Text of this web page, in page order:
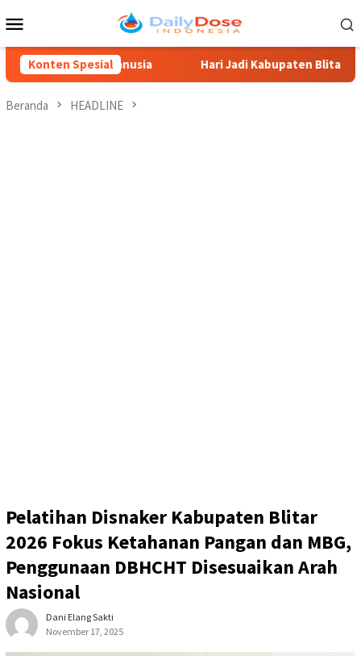
ke
Mobile
Konten Spesial
Manusia Hari Jadi Kabupaten Blitar 702, Ketua DPRD
Beranda HEADLINE
Pelatihan Disnaker Kabupaten Blitar
2026 Fokus Ketahanan Pangan dan MBG,
Penggunaan DBHCHT Disesuaikan Arah
Nasional
Dani Elang Sakti
November 17, 2025